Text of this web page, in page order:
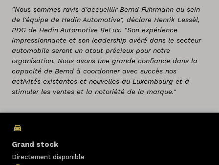
"Nous sommes ravis d'accueillir Bernd Fuhrmann au sein
de l'équipe de Hedin Automotive", déclare Henrik Lessèl,
PDG de Hedin Automotive BeLux. "Son expérience
impressionnante et son leadership avéré dans le secteur
automobile seront un atout précieux pour notre
organisation. Nous avons une grande confiance dans la
capacité de Bernd à coordonner avec succès nos
activités existantes et nouvelles au Luxembourg et à
stimuler les ventes et la notoriété de la marque."
Grand stock
Directement disponible